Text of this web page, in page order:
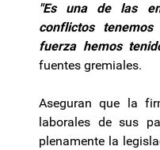
"Es una de las
conflictos
fuerza hemos
fuentes gremiales.
Aseguran que la
laborales de sus
plenamente la